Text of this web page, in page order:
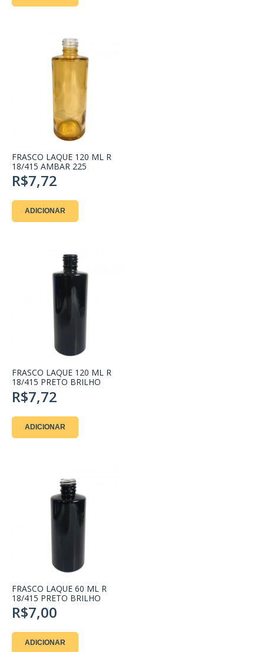
FRASCO LAQUE 120 ML R
18/415 AMBAR 225
R$7,72
ADICIONAR
FRASCO LAQUE 120 ML R
18/415 PRETO BRILHO
R$7,72
ADICIONAR
FRASCO LAQUE 60 ML R
18/415 PRETO BRILHO
R$7,00
ADICIONAR